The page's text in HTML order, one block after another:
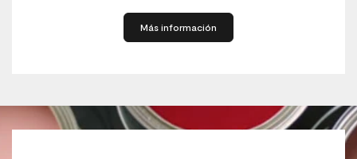
Más información